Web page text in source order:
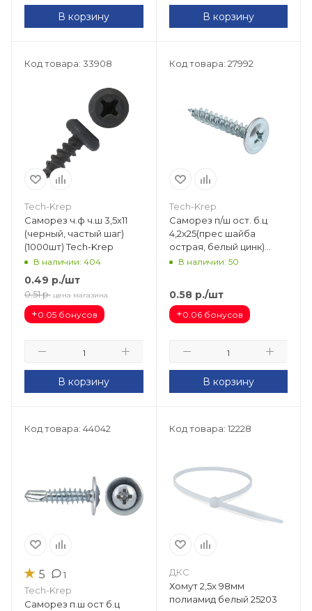
В корзину В корзину
Код товара: 33908
Tech-Krep
Саморез ч.ф ч.ш 3,5х11
(черный, частый шаг)
(1000шт) Tech-Krep
В наличии: 404
0.49 р./шт
0.51 р. цена магазина
+0.05 бонусов
В корзину
Код товара: 27992
Tech-Krep
Саморез п/ш ост. б.ц
4,2х25(прес шайба
острая, белый цинк)
(800 шт) Tech-Krep
В наличии: 50
0.58р./шт
+0.06 бонусов
В корзину
Код товара: 44042
★ 5 1
Tech-Krep
Саморез п.ш ост б.ц
Код товара: 12228
ДКС
Хомут 2,5х 98мм
полиамид белый 25203